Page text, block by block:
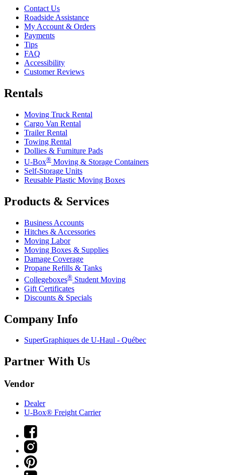
Contact Us
Roadside Assistance
My Account & Orders
Payments
Tips
FAQ
Accessibility
Customer Reviews
Rentals
Moving Truck Rental
Cargo Van Rental
Trailer Rental
Towing Rental
Dollies & Furniture Pads
U-Box® Moving & Storage Containers
Self-Storage Units
Reusable Plastic Moving Boxes
Products & Services
Business Accounts
Hitches & Accessories
Moving Labor
Moving Boxes & Supplies
Damage Coverage
Propane Refills & Tanks
Collegeboxes® Student Moving
Gift Certificates
Discounts & Specials
Company Info
SuperGraphiques de U-Haul - Québec
Partner With Us
Vendor
Dealer
U-Box® Freight Carrier